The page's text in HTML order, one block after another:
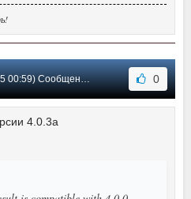
Сообщение #58 0
4.0.3a